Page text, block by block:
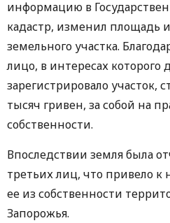
информацию в
кадастр, изменил площадь
земельного участка.
лицо, в интересах которого
зарегистрировало участок,
тысяч гривен, за собой на
собственности.
Впоследствии земля была
третьих лиц, что привело
ее из собственности
Запорожья.